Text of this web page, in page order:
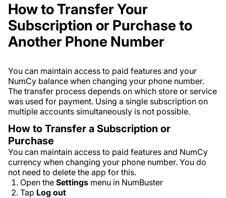
How to Transfer Your
Subscription or Purchase to
Another Phone Number
You can maintain access to paid features and your
NumCy balance when changing your phone number.
The transfer process depends on which store or service
was used for payment. Using a single subscription on
multiple accounts simultaneously is not possible.
How to Transfer a Subscription or
Purchase
You can maintain access to paid features and NumCy
currency when changing your phone number. You do
not need to delete the app for this.
Open the Settings menu in NumBuster
Tap Log out